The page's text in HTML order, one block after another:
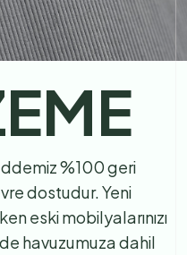
%100 geri
dostudur. Yeni
eski mobilyalarınızı
havuzumuza dahil